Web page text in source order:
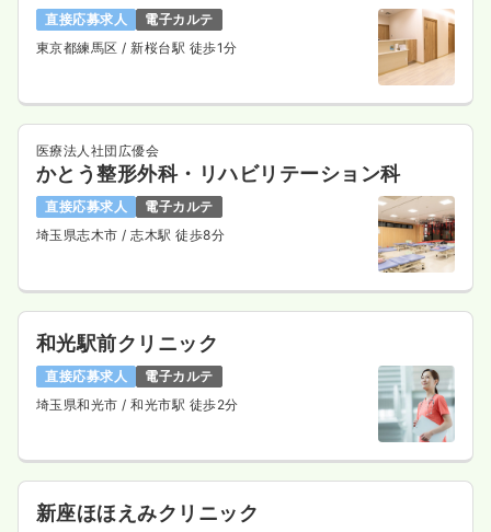
直接応募求人
電子カルテ
東京都練馬区 / 新桜台駅 徒歩1分
医療法人社団広優会
かとう整形外科・リハビリテーション科
直接応募求人
電子カルテ
埼玉県志木市 / 志木駅 徒歩8分
和光駅前クリニック
直接応募求人
電子カルテ
埼玉県和光市 / 和光市駅 徒歩2分
新座ほほえみクリニック